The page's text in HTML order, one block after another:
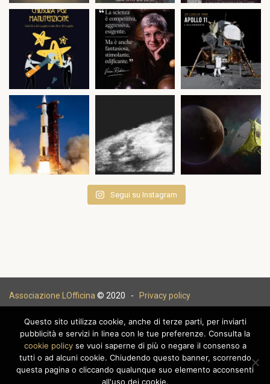
Segui su Instagram
Associazione LOfficina © 2020 - Privacy policy
Questo sito utilizza cookie, anche di terze parti, per inviarti
pubblicità e servizi in linea con le tue preferenze. Consulta la
cookie policyse vuoi saperne di più o negare il consenso a
tutti o ad alcuni cookie. Chiudendo questo banner, scorrendo
questa pagina o cliccando qualunque suo elemento acconsenti
all'uso dei cookie.